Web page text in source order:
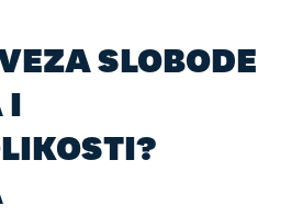
SLOBODE
I